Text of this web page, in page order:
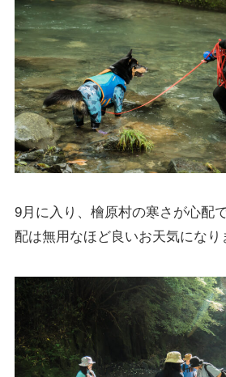
9月に入り、檜原村の寒さが心配
配は無用なほど良いお天気になり